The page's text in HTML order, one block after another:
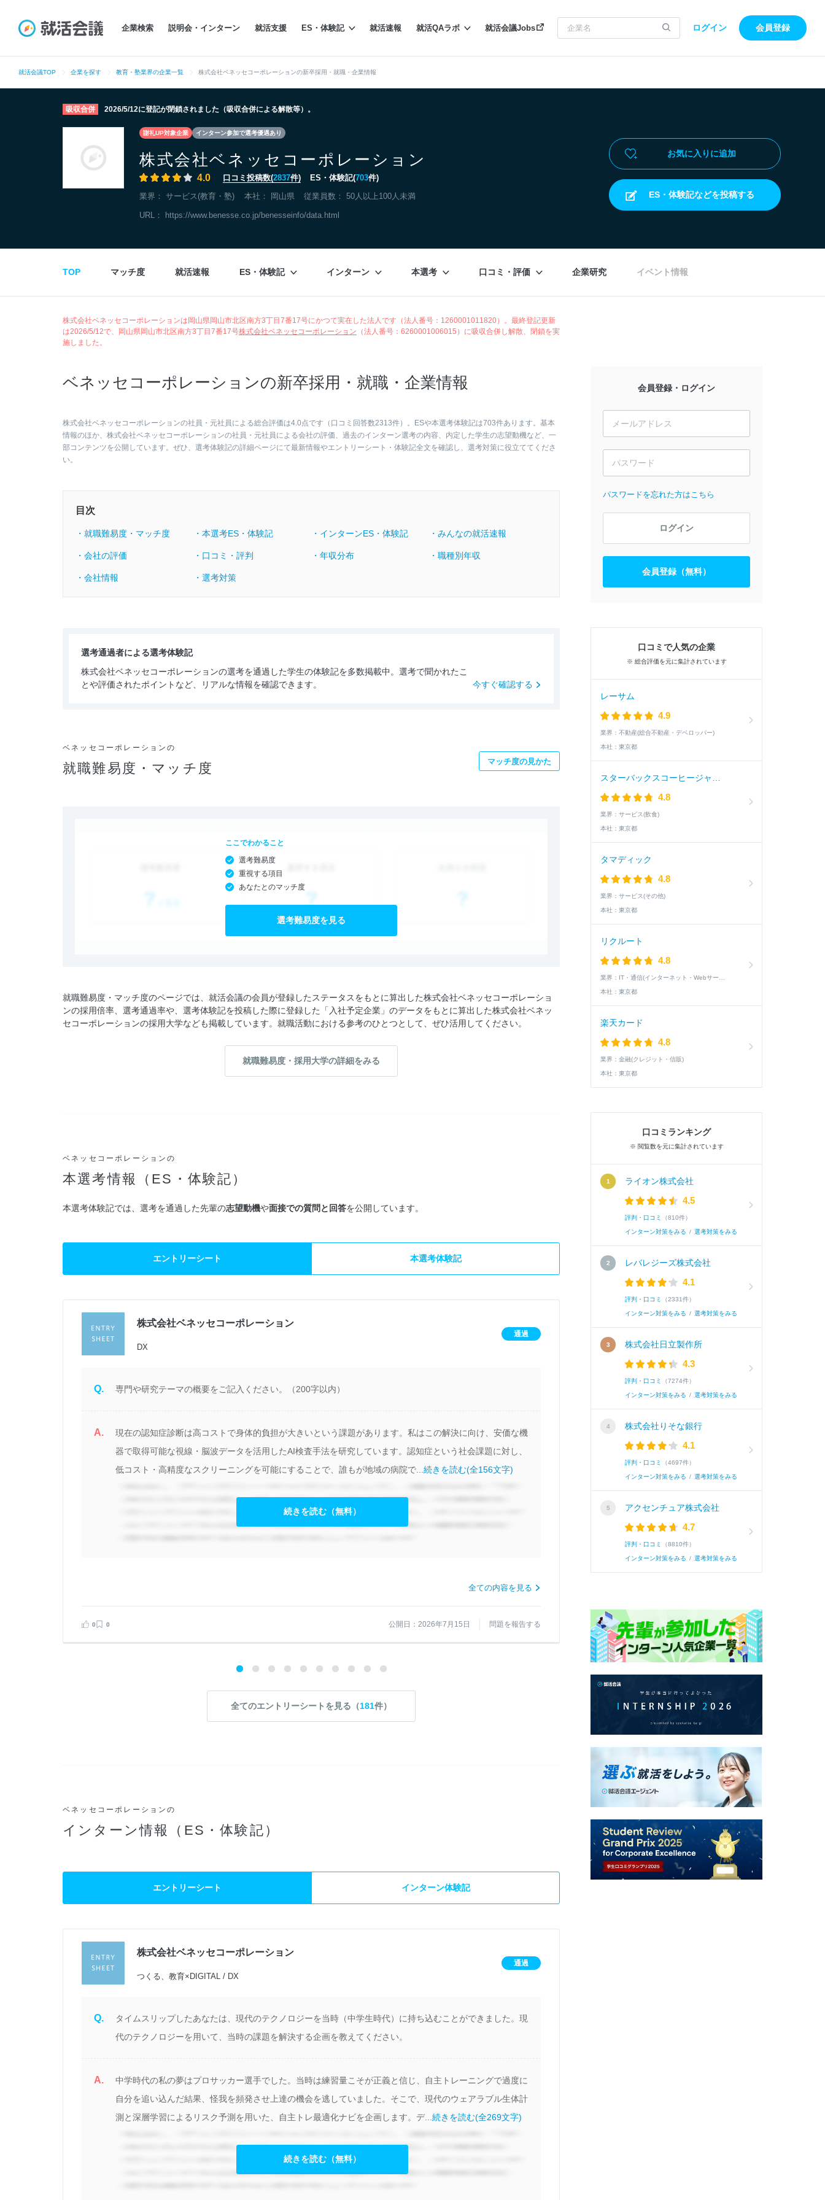
企業検索 説明会・インターン 就活支援 ES・体験記 就活速報 就活QAラボ 就活会議Jobs ログイン 会員登録
就活会議TOP 企業を探す 教育・塾業界の企業一覧 株式会社ベネッセコーポレーションの新卒採用・就職・企業情報
吸収合併 2026/5/12に登記が閉鎖されました（吸収合併による解散等）。
謝礼UP対象企業 インターン参加で選考優遇あり
株式会社ベネッセコーポレーション
4.0 口コミ投稿数(2837件) ES・体験記(703件)
業界： サービス(教育・塾) 本社： 岡山県 従業員数： 50人以上100人未満
URL： https://www.benesse.co.jp/benesseinfo/data.html
お気に入りに追加
ES・体験記などを投稿する
TOP マッチ度 就活速報 ES・体験記 インターン 本選考 口コミ・評価 企業研究 イベント情報
株式会社ベネッセコーポレーションは岡山県岡山市北区南方3丁目7番17号にかつて実在した法人です（法人番号：1260001011820）。最終登記更新
は2026/5/12で、岡山県岡山市北区南方3丁目7番17号株式会社ベネッセコーポレーション （法人番号：6260001006015）に吸収合併し解散、閉鎖を実
施しました。
ベネッセコーポレーションの新卒採用・就職・企業情報
株式会社ベネッセコーポレーションの社員・元社員による総合評価は4.0点です（口コミ回答数2313件）。ESや本選考体験記は703件あります。基本
情報のほか、株式会社ベネッセコーポレーションの社員・元社員による会社の評価、過去のインターン選考の内容、内定した学生の志望動機など、一
部コンテンツを公開しています。ぜひ、選考体験記の詳細ページにて最新情報やエントリーシート・体験記全文を確認し、選考対策に役立ててくださ
い。
目次
・就職難易度・マッチ度 ・本選考ES・体験記 ・インターンES・体験記 ・みんなの就活速報
・会社の評価 ・口コミ・評判 ・年収分布 ・職種別年収
・会社情報 ・選考対策
選考通過者による選考体験記
株式会社ベネッセコーポレーションの選考を通過した学生の体験記を多数掲載中。選考で聞かれたこ
とや評価されたポイントなど、リアルな情報を確認できます。
今すぐ確認する
ベネッセコーポレーションの
就職難易度・マッチ度 マッチ度の見かた
ここでわかること
選考難易度
重視する項目
あなたとのマッチ度
選考難易度を見る
就職難易度・マッチ度のページでは、就活会議の会員が登録したステータスをもとに算出した株式会社ベネッセコーポレーショ
ンの採用倍率、選考通過率や、選考体験記を投稿した際に登録した「入社予定企業」のデータをもとに算出した株式会社ベネッ
セコーポレーションの採用大学なども掲載しています。就職活動における参考のひとつとして、ぜひ活用してください。
就職難易度・採用大学の詳細をみる
ベネッセコーポレーションの
本選考情報（ES・体験記）
本選考体験記では、選考を通過した先輩の志望動機や面接での質問と回答を公開しています。
エントリーシート 本選考体験記
株式会社ベネッセコーポレーション
DX
通過
Q. 専門や研究テーマの概要をご記入ください。（200字以内）
A.
現在の認知症診断は高コストで身体的負担が大きいという課題があります。私はこの解決に向け、安価な機
器で取得可能な視線・脳波データを活用したAI検査手法を研究しています。認知症という社会課題に対し、
低コスト・高精度なスクリーニングを可能にすることで、誰もが地域の病院で... 続きを読む(全156文字)
続きを読む（無料）
全ての内容を見る
0 0 公開日：2026年7月15日 問題を報告する
総合職
A.
学習塾向けSaaSの営業インターンで、小規模
＋ID単価500円の料金体系だったが、ヒアリン
0 0
全てのエントリーシートを見る（181件）
ベネッセコーポレーションの
インターン情報（ES・体験記）
エントリーシート インターン体験記
株式会社ベネッセコーポレーション
つくる、教育×DIGITAL / DX
通過
Q.
タイムスリップしたあなたは、現代のテクノロジーを当時（中学生時代）に持ち込むことができました。現
代のテクノロジーを用いて、当時の課題を解決する企画を教えてください。
A.
中学時代の私の夢はプロサッカー選手でした。当時は練習量こそが正義と信じ、自主トレーニングで過度に
自分を追い込んだ結果、怪我を頻発させ上達の機会を逃していました。そこで、現代のウェアラブル生体計
測と深層学習によるリスク予測を用いた、自主トレ最適化ナビを企画します。デ... 続きを読む(全269文字)
続きを読む（無料）
会員登録・ログイン
パスワードを忘れた方はこちら
ログイン
会員登録（無料）
口コミで人気の企業
※ 総合評価を元に集計されています
レーサム
4.9
業界： 不動産(総合不動産・デベロッパー)
本社： 東京都
4.8
業界： サービス(飲食)
本社： 東京都
タマディック
4.8
業界： サービス(その他)
本社： 東京都
リクルート
4.8
業界：
本社： 東京都
楽天カード
4.8
業界： 金融(クレジット・信販)
本社： 東京都
口コミランキング
※ 閲覧数を元に集計されています
ライオン株式会社
4.5
評判・口コミ （810件）
インターン対策をみる / 選考対策をみる
レバレジーズ株式会社
4.1
評判・口コミ （2331件）
インターン対策をみる / 選考対策をみる
株式会社日立製作所
4.3
評判・口コミ （7274件）
インターン対策をみる / 選考対策をみる
株式会社りそな銀行
4.1
評判・口コミ （4697件）
インターン対策をみる / 選考対策をみる
アクセンチュア株式会社
4.7
評判・口コミ （8810件）
インターン対策をみる / 選考対策をみる